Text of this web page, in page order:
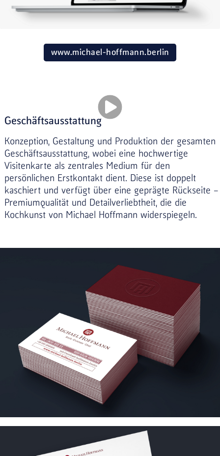
www.michael-hoffmann.berlin
Geschäftsausstattung
Konzeption, Gestaltung und Produktion der gesamten
Geschäftsausstattung, wobei eine hochwertige
Visitenkarte als zentrales Medium für den
persönlichen Erstkontakt dient. Diese ist doppelt
kaschiert und verfügt über eine geprägte Rückseite –
Premiumqualität und Detailverliebtheit, die die
Kochkunst von Michael Hoffmann widerspiegeln.